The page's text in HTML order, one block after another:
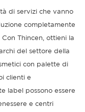
di servizi che vanno
completamente
Thincen, ottieni la
del settore della
con palette di
clienti e
label possono essere
e centri